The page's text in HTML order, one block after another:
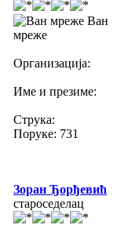
Ван
мреже
Организација:
Име и презиме:
Струка:
Поруке: 731
Зоран Ђорђевић
староседелац